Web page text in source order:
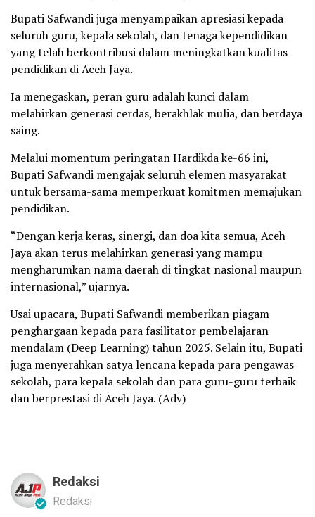
Bupati Safwandi juga menyampaikan apresiasi kepada
seluruh guru, kepala sekolah, dan tenaga kependidikan
yang telah berkontribusi dalam meningkatkan kualitas
pendidikan di Aceh Jaya.
Ia menegaskan, peran guru adalah kunci dalam
melahirkan generasi cerdas, berakhlak mulia, dan berdaya
saing.
Melalui momentum peringatan Hardikda ke-66 ini,
Bupati Safwandi mengajak seluruh elemen masyarakat
untuk bersama-sama memperkuat komitmen memajukan
pendidikan.
“Dengan kerja keras, sinergi, dan doa kita semua, Aceh
Jaya akan terus melahirkan generasi yang mampu
mengharumkan nama daerah di tingkat nasional maupun
internasional,” ujarnya.
Usai upacara, Bupati Safwandi memberikan piagam
penghargaan kepada para fasilitator pembelajaran
mendalam (Deep Learning) tahun 2025. Selain itu, Bupati
juga menyerahkan satya lencana kepada para pengawas
sekolah, para kepala sekolah dan para guru-guru terbaik
dan berprestasi di Aceh Jaya. (Adv)
Redaksi
Redaksi